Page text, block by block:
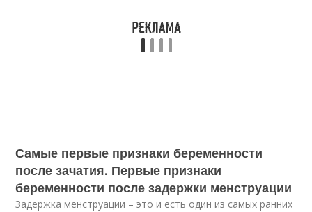
Самые первые признаки беременности
после зачатия. Первые признаки
беременности после задержки менструации
Задержка менструации – это и есть один из самых ранних